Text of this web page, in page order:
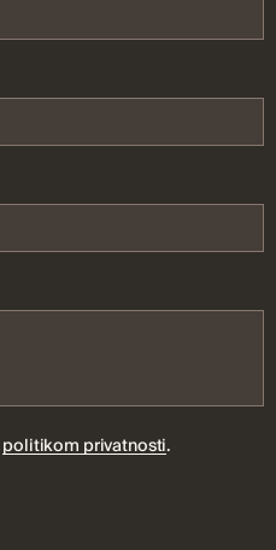
politikom privatnosti.